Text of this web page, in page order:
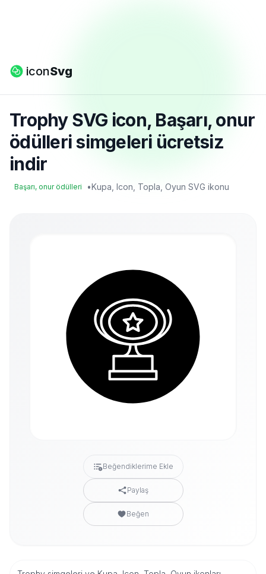
iconSvg
Trophy SVG icon, Başarı, onur
ödülleri simgeleri ücretsiz
indir
Başarı, onur ödülleri •Kupa, Icon, Topla, Oyun SVG ikonu
Beğendiklerime Ekle
Paylaş
Beğen